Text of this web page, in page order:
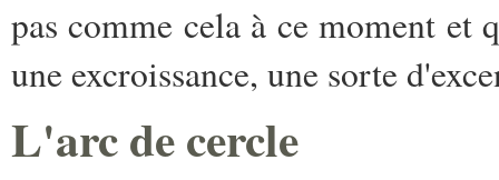
pas comme cela à ce moment et
une excroissance, une sorte
L'arc de cercle